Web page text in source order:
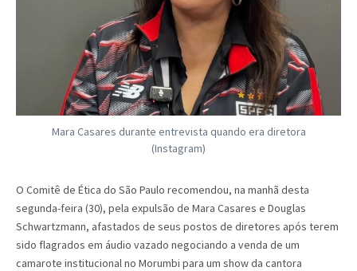
Mara Casares durante entrevista quando era diretora
(Instagram)
O Comitê de Ética do São Paulo recomendou, na manhã desta
segunda-feira (30), pela expulsão de Mara Casares e Douglas
Schwartzmann, afastados de seus postos de diretores após terem
sido flagrados em áudio vazado negociando a venda de um
camarote institucional no Morumbi para um show da cantora